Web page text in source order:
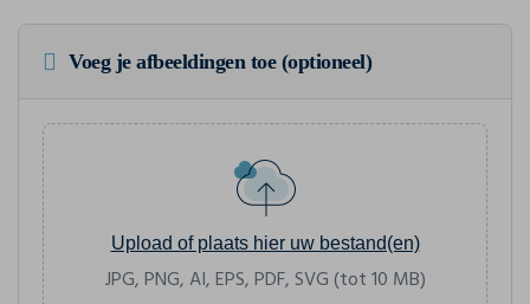
Voeg je afbeeldingen toe (optioneel)
Upload of plaats hier uw bestand(en)
JPG, PNG, AI, EPS, PDF, SVG (tot 10 MB)